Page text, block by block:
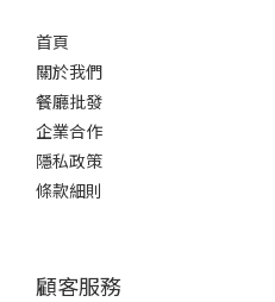
首頁
關於我們
餐廳批發
企業合作
隱私政策
條款細則
顧客服務